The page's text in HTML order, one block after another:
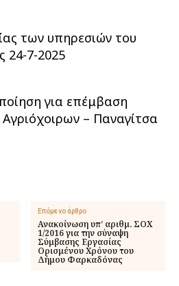
των υπηρεσιών του
24-7-2025
για επέμβαση
– Παναγίτσα
Επόμενο άρθρο
Ανακοίνωση υπ’ αριθμ. ΣΟΧ
1/2016 για την σύναψη
Σύμβασης Εργασίας
Ορισμένου Χρόνου του
Δήμου Φαρκαδόνας